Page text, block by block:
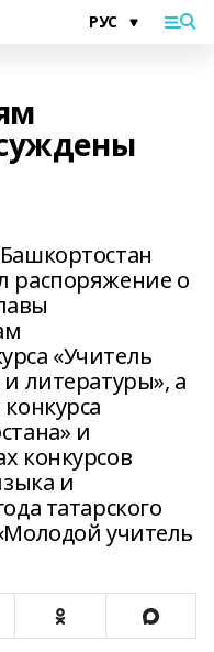
распоряжение о
«Учитель
литературы», а
и
конкурсов
и
татарского
учитель